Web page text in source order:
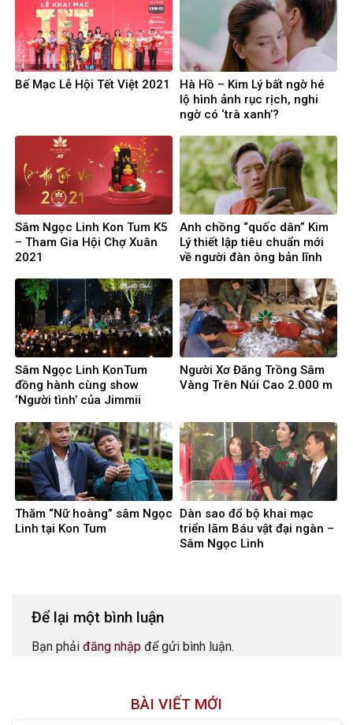
Bế Mạc Lễ Hội Tết Việt 2021
Hà Hồ – Kim Lý bất ngờ hé
lộ hình ảnh rục rịch, nghi
ngờ có ‘trà xanh’?
Sâm Ngọc Linh Kon Tum K5
– Tham Gia Hội Chợ Xuân
2021
Anh chồng “quốc dân” Kim
Lý thiết lập tiêu chuẩn mới
về người đàn ông bản lĩnh
Sâm Ngọc Linh KonTum
đồng hành cùng show
‘Người tình’ của Jimmii
Người Xơ Đăng Trồng Sâm
Vàng Trên Núi Cao 2.000 m
Thăm “Nữ hoàng” sâm Ngọc
Linh tại Kon Tum
Dàn sao đổ bộ khai mạc
triển lãm Báu vật đại ngàn –
Sâm Ngọc Linh
Để lại một bình luận
Bạn phải đăng nhập để gửi bình luận.
BÀI VIẾT MỚI